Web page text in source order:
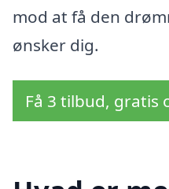
mod at få den
ønsker dig.
Få 3 tilbud, gratis